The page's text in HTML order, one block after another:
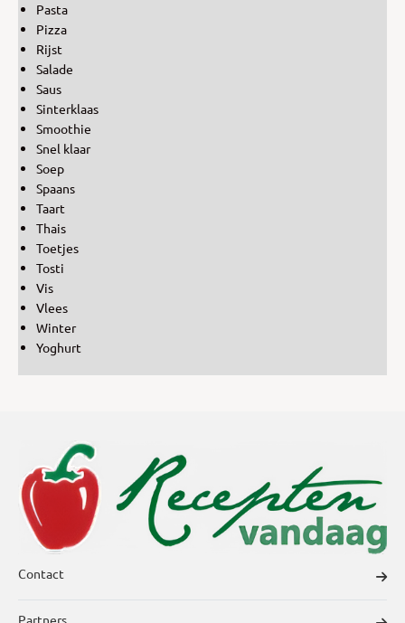
Pasta
Pizza
Rijst
Salade
Saus
Sinterklaas
Smoothie
Snel klaar
Soep
Spaans
Taart
Thais
Toetjes
Tosti
Vis
Vlees
Winter
Yoghurt
Contact